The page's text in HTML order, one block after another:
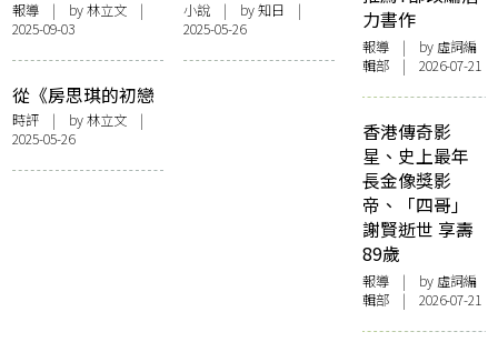
樂園》談大眾文化
中的厭女 ft.編劇厭
世姬X饒舌歌手楊
舒雅
報導 | by 林立文 |
2025-09-03
小說| by 知日 |
2025-05-26
從《房思琪的初戀
樂園》談性暴力被
害人的正義是什
麼？ ft.作家陳昭如
時評 | by 林立文 |
2025-05-26
力書作
報導 | by 虛詞編
輯部 | 2026-07-21
香港傳奇影
星、史上最年
長金像獎影
帝、「四哥」
謝賢逝世 享壽
89歲
報導 | by 虛詞編
輯部 | 2026-07-21